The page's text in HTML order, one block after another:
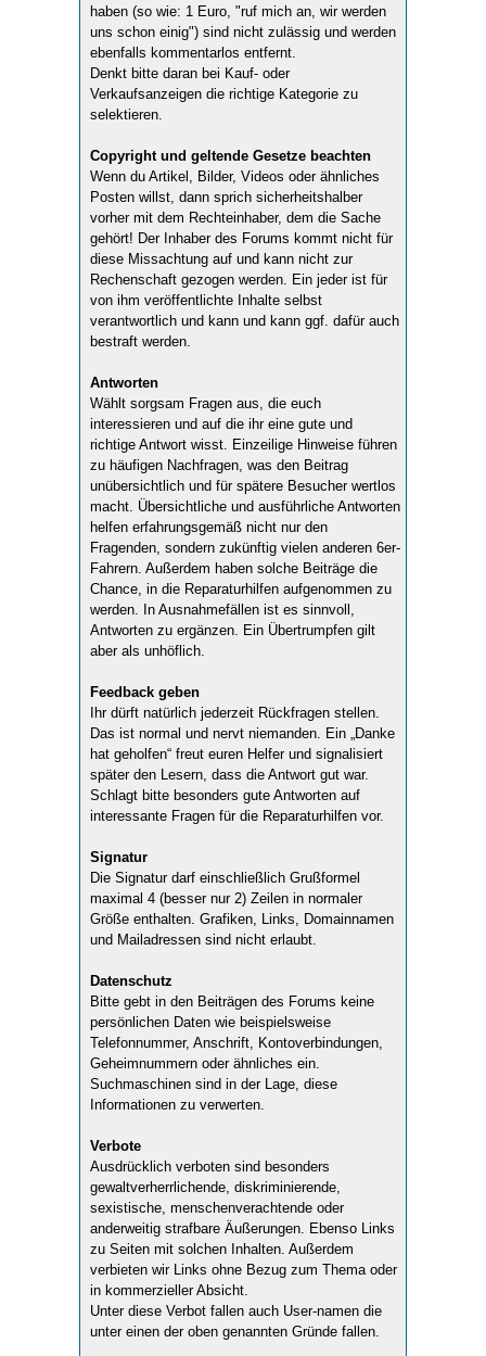
haben (so wie: 1 Euro, "ruf mich an, wir werden
uns schon einig") sind nicht zulässig und werden
ebenfalls kommentarlos entfernt.
Denkt bitte daran bei Kauf- oder
Verkaufsanzeigen die richtige Kategorie zu
selektieren.
Copyright und geltende Gesetze beachten
Wenn du Artikel, Bilder, Videos oder ähnliches
Posten willst, dann sprich sicherheitshalber
vorher mit dem Rechteinhaber, dem die Sache
gehört! Der Inhaber des Forums kommt nicht für
diese Missachtung auf und kann nicht zur
Rechenschaft gezogen werden. Ein jeder ist für
von ihm veröffentlichte Inhalte selbst
verantwortlich und kann und kann ggf. dafür auch
bestraft werden.
Antworten
Wählt sorgsam Fragen aus, die euch
interessieren und auf die ihr eine gute und
richtige Antwort wisst. Einzeilige Hinweise führen
zu häufigen Nachfragen, was den Beitrag
unübersichtlich und für spätere Besucher wertlos
macht. Übersichtliche und ausführliche Antworten
helfen erfahrungsgemäß nicht nur den
Fragenden, sondern zukünftig vielen anderen 6er-
Fahrern. Außerdem haben solche Beiträge die
Chance, in die Reparaturhilfen aufgenommen zu
werden. In Ausnahmefällen ist es sinnvoll,
Antworten zu ergänzen. Ein Übertrumpfen gilt
aber als unhöflich.
Feedback geben
Ihr dürft natürlich jederzeit Rückfragen stellen.
Das ist normal und nervt niemanden. Ein „Danke
hat geholfen“ freut euren Helfer und signalisiert
später den Lesern, dass die Antwort gut war.
Schlagt bitte besonders gute Antworten auf
interessante Fragen für die Reparaturhilfen vor.
Signatur
Die Signatur darf einschließlich Grußformel
maximal 4 (besser nur 2) Zeilen in normaler
Größe enthalten. Grafiken, Links, Domainnamen
und Mailadressen sind nicht erlaubt.
Datenschutz
Bitte gebt in den Beiträgen des Forums keine
persönlichen Daten wie beispielsweise
Telefonnummer, Anschrift, Kontoverbindungen,
Geheimnummern oder ähnliches ein.
Suchmaschinen sind in der Lage, diese
Informationen zu verwerten.
Verbote
Ausdrücklich verboten sind besonders
gewaltverherrlichende, diskriminierende,
sexistische, menschenverachtende oder
anderweitig strafbare Äußerungen. Ebenso Links
zu Seiten mit solchen Inhalten. Außerdem
verbieten wir Links ohne Bezug zum Thema oder
in kommerzieller Absicht.
Unter diese Verbot fallen auch User-namen die
unter einen der oben genannten Gründe fallen.